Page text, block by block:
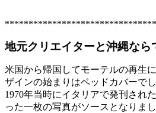
地元クリエイターと沖縄なら
米国から帰国してモーテルの再生
ザインの始まりはベッドカバーで
1970年当時にイタリアで発刊され
った一枚の写真がソースとなりま